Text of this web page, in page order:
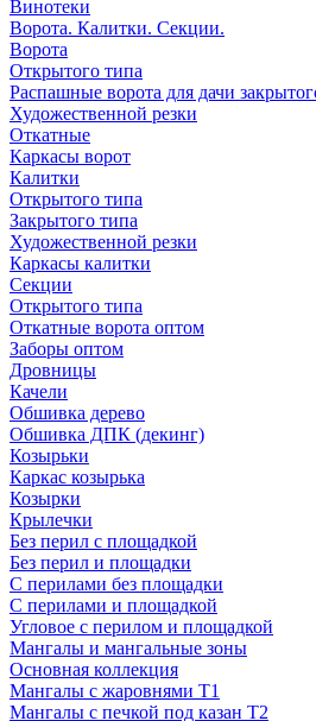
Винотеки
Ворота. Калитки. Секции.
Ворота
Открытого типа
Распашные ворота для дачи
Художественной резки
Откатные
Каркасы ворот
Калитки
Открытого типа
Закрытого типа
Художественной резки
Каркасы калитки
Секции
Открытого типа
Откатные ворота оптом
Заборы оптом
Дровницы
Качели
Обшивка дерево
Обшивка ДПК (декинг)
Козырьки
Каркас козырька
Козырки
Крылечки
Без перил с площадкой
Без перил и площадки
С перилами без площадки
С перилами и площадкой
Угловое с перилом и площадкой
Мангалы и мангальные зоны
Основная коллекция
Мангалы с жаровнями Т1
Мангалы с печкой под казан Т2